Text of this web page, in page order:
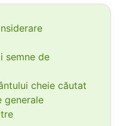
semne de
cheie căutat
generale